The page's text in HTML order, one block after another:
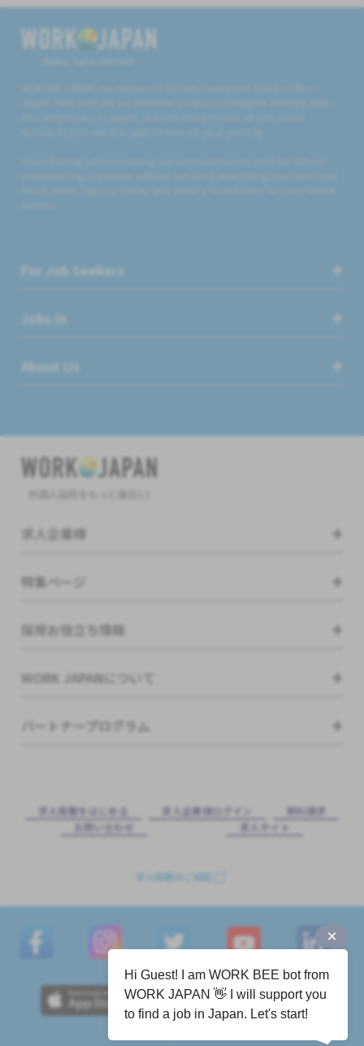
For Job Seekers
Jobs in
About Us
求人企業様
特集ページ
採用お役立ち情報
WORK JAPANについて
パートナープログラム
求⼈掲載をはじめる 求⼈企業様ログイン
資料請求
お問い合わせ
求⼈サイト
求人掲載のご相談
Hi Guest! I am WORK BEE bot from
WORK JAPAN 👋 I will support you
to find a job in Japan. Let's start!